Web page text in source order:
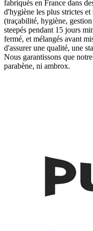
fabriqués en France dans
d'hygiène les plus strictes
(traçabilité, hygiène,
steepés pendant 15 jours
fermé, et mélangés avant
d'assurer une qualité, une
Nous garantissons que
parabène, ni ambrox.